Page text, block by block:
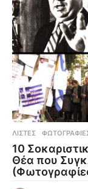
ΛΊΣΤΕΣ ,
10
Θέα που